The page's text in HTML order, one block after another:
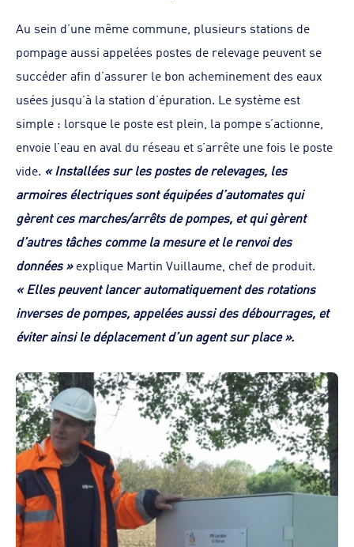
Au sein d’une même commune, plusieurs stations de
pompage aussi appelées postes de relevage peuvent se
succéder afin d’assurer le bon acheminement des eaux
usées jusqu’à la station d’épuration. Le système est
simple : lorsque le poste est plein, la pompe s’actionne,
envoie l’eau en aval du réseau et s’arrête une fois le poste
vide. « Installées sur les postes de relevages, les
armoires électriques sont équipées d’automates qui
gèrent ces marches/arrêts de pompes, et qui gèrent
d’autres tâches comme la mesure et le renvoi des
données »explique Martin Vuillaume, chef de produit.
« Elles peuvent lancer automatiquement des rotations
inverses de pompes, appelées aussi des débourrages, et
éviter ainsi le déplacement d’un agent sur place ».